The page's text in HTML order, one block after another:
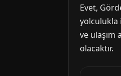
Evet,
yolculukla
ve ulaşım
olacaktır.